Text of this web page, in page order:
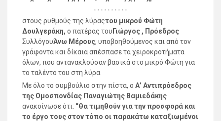
. . . . . . . . . .
στους ρυθμούς της λύραςτου μικρού Φώτη
Δουλγεράκη, ο πατέρας του Γιώργος , Πρόεδρος
ΣυλλόγουΆνω Μέρους, υποβοηθούμενος και από τον
γράφοντα και δίκαια απέσπασε τα χειροκροτήματα
όλων, που αντανακλούσαν βασικά στο μικρό Φώτη για
το ταλέντο του στη λύρα.
Με όλο το συμβούλιο στην πίστα, ο Α’ Αντιπρόεδρος
της Ομοσπονδίας Παναγιώτης Βαμιεδάκης
ανακοίνωσε ότι: “Θα τιμηθούν για την προσφορά και
το έργο τους στον τόπο οι παρακάτω καταξιωμένοι